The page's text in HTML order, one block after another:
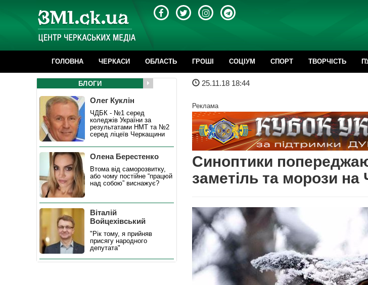
ГОЛОВНА ЧЕРКАСИ ОБЛАСТЬ ГРОШІ CОЦІУМ СПОРТ ТВОРЧІСТЬ
25.11.18 18:44
Реклама
Синоптики
заметіль та морози на
БЛОГИ
Олег Куклін
ЧДБК - №1 серед
коледжів України за
результатами НМТ та №2
серед ліцеїв Черкащини
Олена Берестенко
Втома від саморозвитку,
або чому постійне “працюй
над собою” виснажує?
Віталій
Войцехівський
"Рік тому, я прийняв
присягу народного
депутата"